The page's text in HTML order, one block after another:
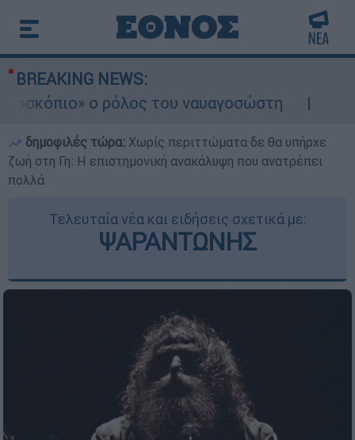
BREAKING NEWS:
ο ρόλος του ναυαγοσώστη
δημοφιλές τώρα: Χωρίς περιττώματα δε θα υπήρχε
ζωή στη Γη: Η επιστημονική ανακάλυψη που ανατρέπει
πολλά
Τελευταία νέα και ειδήσεις σχετικά με:
ΨΑΡΑΝΤΩΝΗΣ